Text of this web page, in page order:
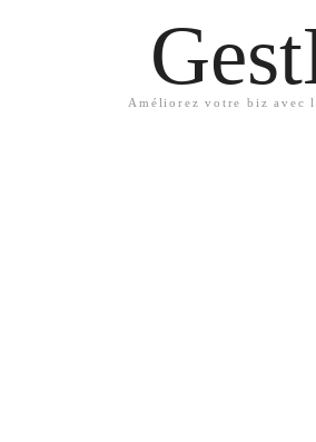
Améliorez votre biz avec